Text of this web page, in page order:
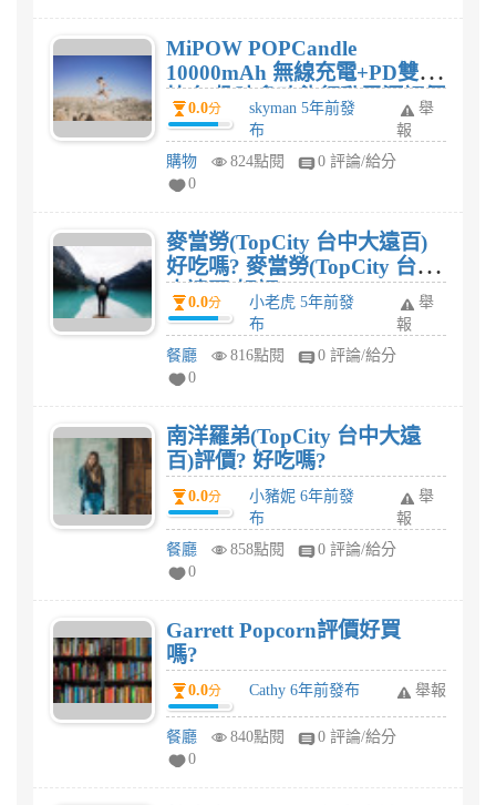
MiPOW POPCandle
10000mAh 無線充電+PD雙向
快充 趣味多功能行動電源評價
如何?
0.0分
skyman 5年前發
布
舉
報
購物
824點閱
0 評論/給分
0
麥當勞(TopCity 台中大遠百)
好吃嗎? 麥當勞(TopCity 台中
大遠百)好評?
0.0分
小老虎 5年前發
布
舉
報
餐廳
816點閱
0 評論/給分
0
南洋羅弟(TopCity 台中大遠
百)評價? 好吃嗎?
0.0分
小豬妮 6年前發
布
舉
報
餐廳
858點閱
0 評論/給分
0
Garrett Popcorn評價好買
嗎?
0.0分 Cathy 6年前發布 舉報
餐廳 840點閱
0 評論/給分
0